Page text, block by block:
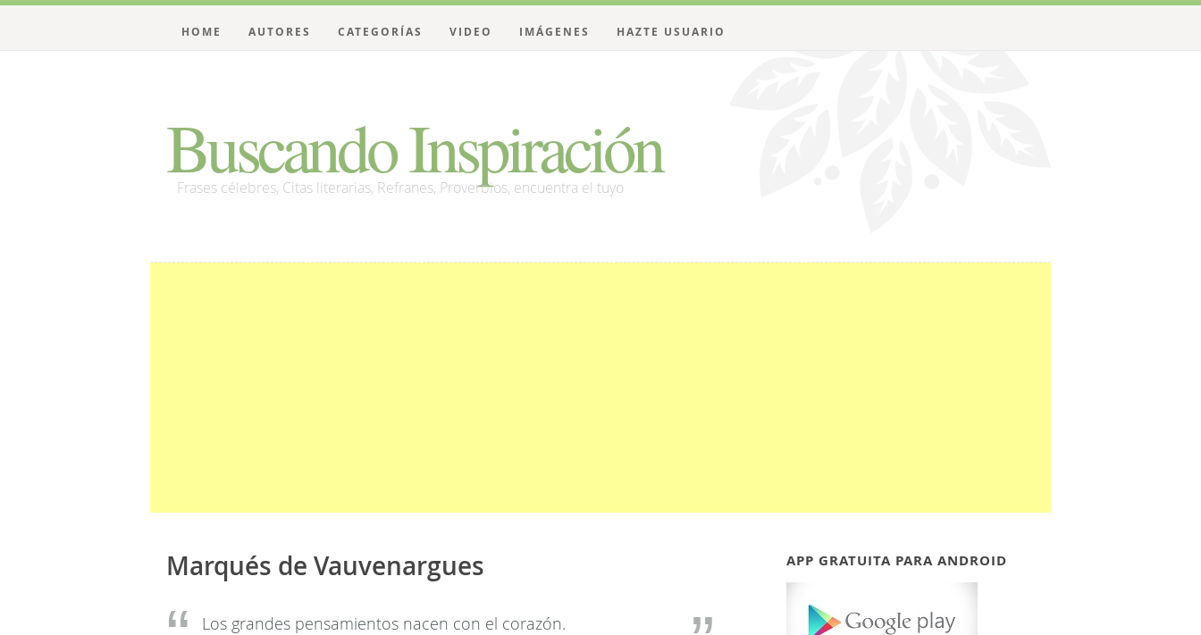
Buscando Inspiración
Frases célebres, Citas literarias, Refranes, Proverbios, encuentra el tuyo
HOME AUTORES CATEGORÍAS VIDEO IMÁGENES HAZTE USUARIO
Marqués de Vauvenargues
Los grandes pensamientos nacen con el corazón.
APP GRATUITA PARA ANDROID